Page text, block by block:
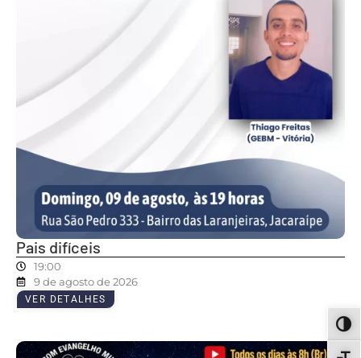
Pais difíceis
19:00
9 de agosto de 2026
VER DETALHES